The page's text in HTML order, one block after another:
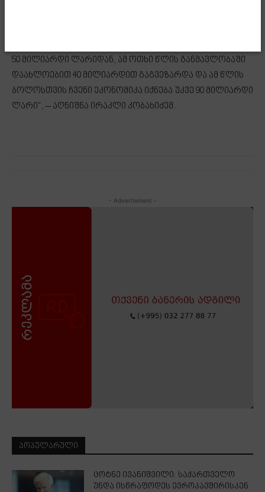
50 მილიარდი ლარიდან, ამ ოთხი წლის განმავლობაში
დაახლოებით 40 მილიარდით გაგვეზარდა და ამ წლის
ბოლოსთვის ჩვენი ეკონომიკა იქნება უკვე 90 მილიარდი
ლარი“, – აღნიშნა ირაკლი კობახიძემ.
- Advertisment -
ᲞᲝᲞᲣᲚᲐᲠᲣᲚᲘ
ცოტნე ივანიშვილი: საქართველო
უნდა ისწრაფოდეს ევროკავშირისკენ